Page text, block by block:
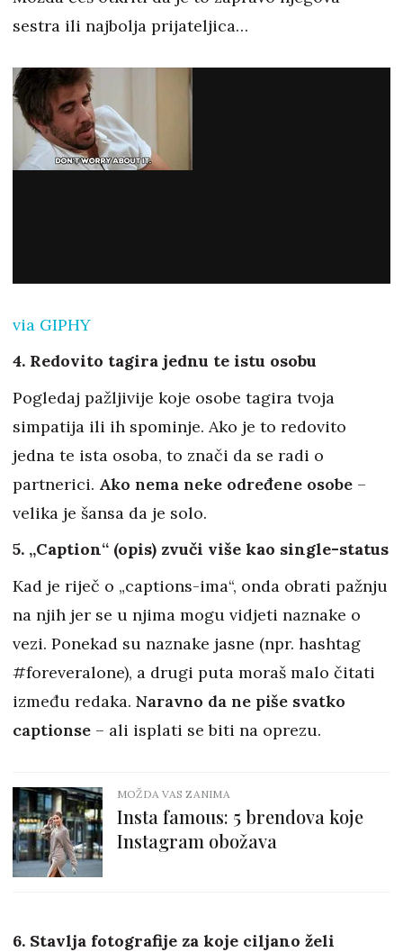
sestra ili najbolja prijateljica…
via GIPHY
4. Redovito tagira jednu te istu osobu
Pogledaj pažljivije koje osobe tagira tvoja
simpatija ili ih spominje. Ako je to redovito
jedna te ista osoba, to znači da se radi o
partnerici. Ako nema neke određene osobe –
velika je šansa da je solo.
5. „Caption“ (opis) zvuči više kao single-status
Kad je riječ o „captions-ima“, onda obrati pažnju
na njih jer se u njima mogu vidjeti naznake o
vezi. Ponekad su naznake jasne (npr. hashtag
#foreveralone), a drugi puta moraš malo čitati
između redaka. Naravno da ne piše svatko
captionse – ali isplati se biti na oprezu.
MOŽDA VAS ZANIMA
Insta famous: 5 brendova koje
Instagram obožava
6. Stavlja fotografije za koje ciljano želi